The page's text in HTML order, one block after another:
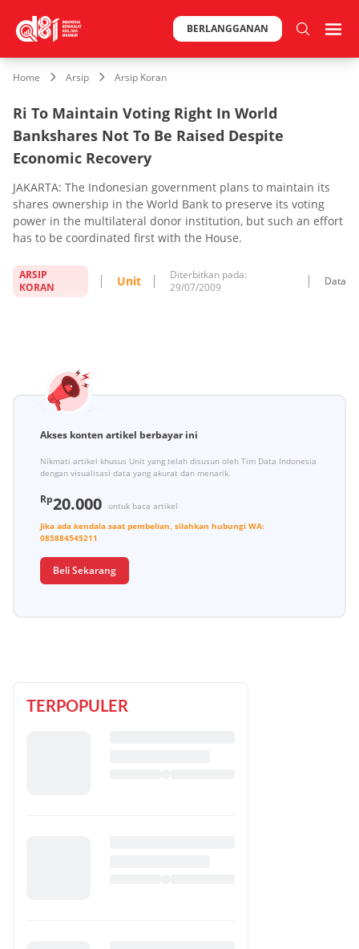
BERLANGGANAN
Home Arsip Arsip Koran
Ri To Maintain Voting Right In World
Bankshares Not To Be Raised Despite
Economic Recovery
JAKARTA: The Indonesian government plans to maintain its
shares ownership in the World Bank to preserve its voting
power in the multilateral donor institution, but such an effort
has to be coordinated first with the House.
ARSIP
KORAN
Unit
Diterbitkan pada:
29/07/2009
Data
Akses konten artikel berbayar ini
Nikmati artikel khusus Unit yang telah disusun oleh Tim Data Indonesia
dengan visualisasi data yang akurat dan menarik.
Rp20.000
untuk baca artikel
Jika ada kendala saat pembelian, silahkan hubungi WA:
085884545211
Beli Sekarang
TERPOPULER